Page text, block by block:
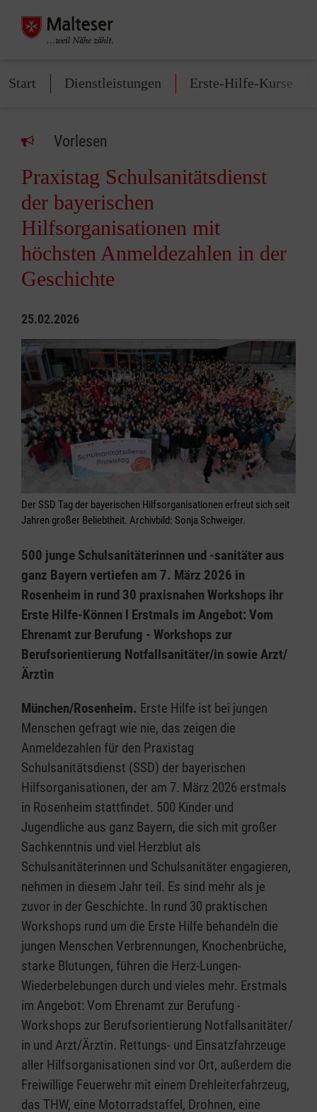
Start Dienstleistungen Erste-Hilfe-Kurse
Vorlesen
Praxistag Schulsanitätsdienst
der bayerischen
Hilfsorganisationen mit
höchsten Anmeldezahlen in der
Geschichte
25.02.2026
Der SSD Tag der bayerischen Hilfsorganisationen erfreut sich seit
Jahren großer Beliebtheit. Archivbild: Sonja Schweiger.
500 junge Schulsanitäterinnen und -sanitäter aus
ganz Bayern vertiefen am 7. März 2026 in
Rosenheim in rund 30 praxisnahen Workshops ihr
Erste Hilfe-Können l Erstmals im Angebot: Vom
Ehrenamt zur Berufung - Workshops zur
Berufsorientierung Notfallsanitäter/in sowie Arzt/
Ärztin
München/Rosenheim. Erste Hilfe ist bei jungen
Menschen gefragt wie nie, das zeigen die
Anmeldezahlen für den Praxistag
Schulsanitätsdienst (SSD) der bayerischen
Hilfsorganisationen, der am 7. März 2026 erstmals
in Rosenheim stattfindet. 500 Kinder und
Jugendliche aus ganz Bayern, die sich mit großer
Sachkenntnis und viel Herzblut als
Schulsanitäterinnen und Schulsanitäter engagieren,
nehmen in diesem Jahr teil. Es sind mehr als je
zuvor in der Geschichte. In rund 30 praktischen
Workshops rund um die Erste Hilfe behandeln die
jungen Menschen Verbrennungen, Knochenbrüche,
starke Blutungen, führen die Herz-Lungen-
Wiederbelebungen durch und vieles mehr. Erstmals
im Angebot: Vom Ehrenamt zur Berufung -
Workshops zur Berufsorientierung Notfallsanitäter/
in und Arzt/Ärztin. Rettungs- und Einsatzfahrzeuge
aller Hilfsorganisationen sind vor Ort, außerdem die
Freiwillige Feuerwehr mit einem Drehleiterfahrzeug,
das THW, eine Motorradstaffel, Drohnen, eine